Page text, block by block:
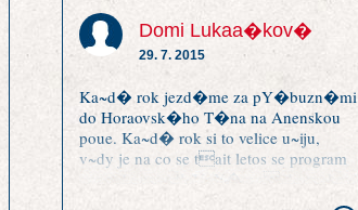
Domi Lukaa�kov�
29. 7. 2015
Ka~d� rok jezd�me za pY�buzn�mi
do Horaovsk�ho T�na na Anenskou
poue. Ka~d� rok si to velice u~iju,
v~dy je na co se tait letos se program